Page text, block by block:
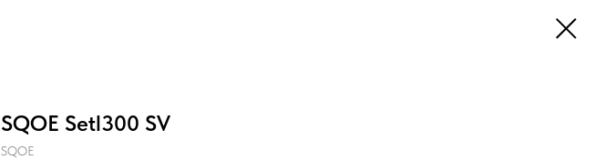
SQOE Setl300 SV
SQOE